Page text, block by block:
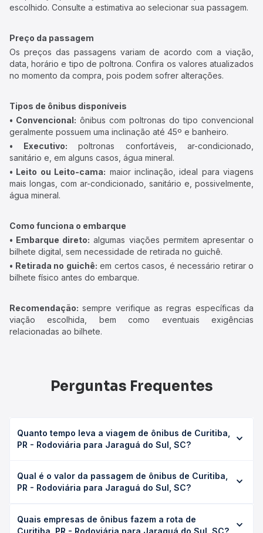
escolhido. Consulte a estimativa ao selecionar sua passagem.
Preço da passagem
Os preços das passagens variam de acordo com a viação,
data, horário e tipo de poltrona. Confira os valores atualizados
no momento da compra, pois podem sofrer alterações.
Tipos de ônibus disponíveis
• Convencional: ônibus com poltronas do tipo convencional
geralmente possuem uma inclinação até 45º e banheiro.
• Executivo: poltronas confortáveis, ar-condicionado,
sanitário e, em alguns casos, água mineral.
• Leito ou Leito-cama: maior inclinação, ideal para viagens
mais longas, com ar-condicionado, sanitário e, possivelmente,
água mineral.
Como funciona o embarque
• Embarque direto: algumas viações permitem apresentar o
bilhete digital, sem necessidade de retirada no guichê.
• Retirada no guichê: em certos casos, é necessário retirar o
bilhete físico antes do embarque.
Recomendação: sempre verifique as regras específicas da
viação escolhida, bem como eventuais exigências
relacionadas ao bilhete.
Perguntas Frequentes
Quanto tempo leva a viagem de ônibus de Curitiba,
PR - Rodoviária para Jaraguá do Sul, SC?
Jaraguá do Sul, SC leva em média 3h 21min, podendo
variar conforme a viação, o tipo de serviço (convencional,
duração exata de cada opção na data desejada.
Qual é o valor da passagem de ônibus de Curitiba,
PR - Rodoviária para Jaraguá do Sul, SC?
Rodoviária para Jaraguá do Sul, SC custa em média R$
Quais empresas de ônibus fazem a rota de
Curitiba, PR - Rodoviária para Jaraguá do Sul, SC?